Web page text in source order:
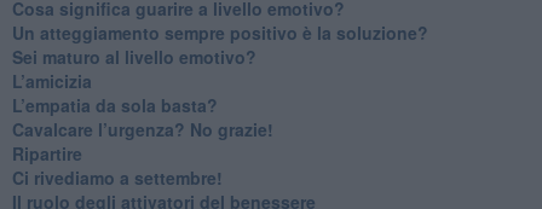
Cosa significa guarire a livello emotivo?
​Un atteggiamento sempre positivo è la soluzione?
​Sei maturo al livello emotivo?
​L’amicizia
​L’empatia da sola basta?
​Cavalcare l’urgenza? No grazie!
Ripartire
​Ci rivediamo a settembre!
​Il ruolo degli attivatori del benessere